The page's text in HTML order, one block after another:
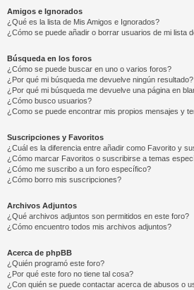
Amigos e Ignorados
¿Qué es la lista de Mis Amigos e Ignorados?
¿Cómo se puede añadir o borrar usuarios de mi lista
Búsqueda en los foros
¿Cómo se puede buscar en uno o varios foros?
¿Por qué mi búsqueda me devuelve ningún resultado?
¿Por qué mi búsqueda me devuelve una página en
¿Cómo busco usuarios?
¿Como se puede encontrar mis propios mensajes y
Suscripciones y Favoritos
¿Cuál es la diferencia entre añadir como Favorito y
¿Cómo marcar Favoritos o suscribirse a temas
¿Cómo me suscribo a un foro específico?
¿Cómo borro mis suscripciones?
Archivos Adjuntos
¿Qué archivos adjuntos son permitidos en este foro?
¿Cómo encuentro todos mis archivos adjuntos?
Acerca de phpBB
¿Quién programó este foro?
¿Por qué este foro no tiene tal cosa?
¿Con quién se puede contactar acerca de abusos o